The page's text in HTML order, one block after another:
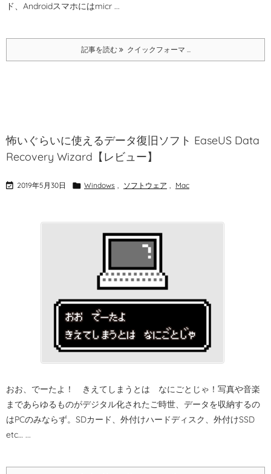
ド、Androidスマホにはmicr ...
記事を読む クイックフォーマ ...
怖いぐらいに使えるデータ復旧ソフト EaseUS Data
Recovery Wizard【レビュー】
 2019年5月30日  Windows , ソフトウェア , Mac
おお、でーたよ！ きえてしまうとは なにごとじゃ！ 写真や音楽
まであらゆるものがデジタル化されたご時世、データを収納するの
はPCのみならず。 SDカード、外付けハードディスク、外付けSSD
etc… ...